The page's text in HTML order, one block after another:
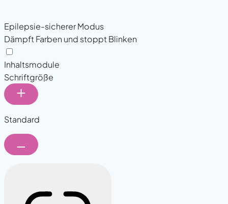
Epilepsie-sicherer Modus
Dämpft Farben und stoppt Blinken
Inhaltsmodule
Schriftgröße
Standard